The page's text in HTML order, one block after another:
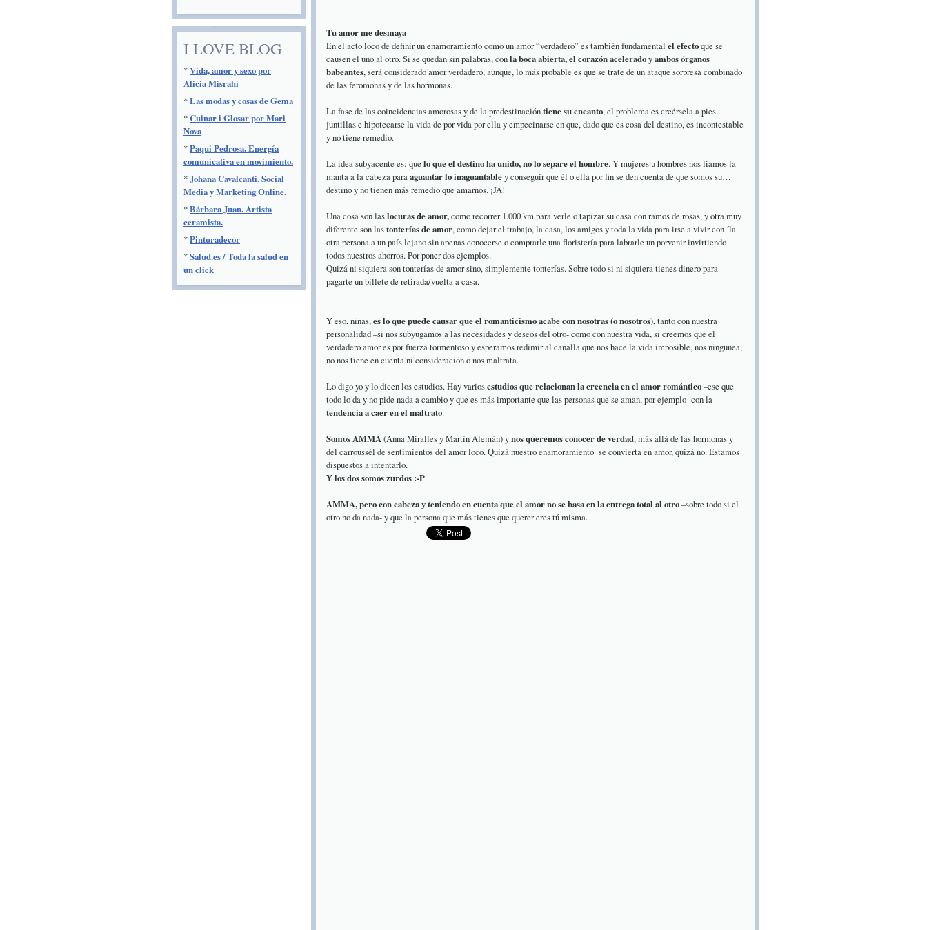
Tu amor me desmaya
En el acto loco de definir un enamoramiento como un amor “verdadero” es también fundamental el efectoque se
causen el uno al otro. Si se quedan sin palabras, conla boca abierta, el corazón acelerado y ambos órganos
babeantes, será considerado amor verdadero, aunque, lo más probable es que se trate de un ataque sorpresa combinado
de las feromonas y de las hormonas.
La fase de las coincidencias amorosas y de la predestinacióntiene su encanto, el problema es creérsela a pies
juntillas e hipotecarse la vida de por vida por ella y empecinarse en que, dado que es cosa del destino, es incontestable
y no tiene remedio.
La idea subyacente es: que lo que el destino ha unido, no lo separe el hombre. Y mujeres u hombres nos liamos la
manta a la cabeza paraaguantar lo inaguantabley conseguir que él o ella por fin se den cuenta de que somos su…
destino y no tienen más remedio que amarnos. ¡JA!
Una cosa son laslocuras de amor,como recorrer 1.000 km para verle o tapizar su casa con ramos de rosas, y otra muy
diferente son lastonterías de amor, como dejar el trabajo, la casa, los amigos y toda la vida para irse a vivir con ´la
otra persona a un país lejano sin apenas conocerse o comprarle una floristería para labrarle un porvenir invirtiendo
todos nuestros ahorros. Por poner dos ejemplos.
Quizá ni siquiera son tonterías de amor sino, simplemente tonterías. Sobre todo si ni siquiera tienes dinero para
pagarte un billete de retirada/vuelta a casa.
Y eso, niñas,es lo que puede causar que el romanticismo acabe con nosotras (o nosotros),tanto con nuestra
personalidad –si nos subyugamos a las necesidades y deseos del otro- como con nuestra vida, si creemos que el
verdadero amor es por fuerza tormentoso y esperamos redimir al canalla que nos hace la vida imposible, nos ningunea,
no nos tiene en cuenta ni consideración o nos maltrata.
Lo digo yo y lo dicen los estudios. Hay variosestudios que relacionan la creencia en el amor romántico–ese que
todo lo da y no pide nada a cambio y que es más importante que las personas que se aman, por ejemplo- con la
tendencia a caer en el maltrato.
Somos AMMA(Anna Miralles y Martín Alemán) ynos queremos conocer de verdad, más allá de las hormonas y
del carroussél de sentimientos del amor loco. Quizá nuestro enamoramiento se convierta en amor, quizá no. Estamos
dispuestos a intentarlo.
Y los dos somos zurdos :-P
AMMA, pero con cabeza y teniendo en cuenta que el amor no se basa en la entrega total al otro–sobre todo si el
otro no da nada- y que la persona que más tienes que querer eres tú misma.
I LOVE BLOG
*Vida, amor y sexo por
Alicia Misrahi
*Las modas y cosas de Gema
*Cuinar i Glosar por Mari
Nova
*Paqui Pedrosa. Energía
comunicativa en movimiento.
*Johana Cavalcanti. Social
Media y Marketing Online.
*Bárbara Juan. Artista
ceramista.
*Pinturadecor
*Salud.es / Toda la salud en
un click